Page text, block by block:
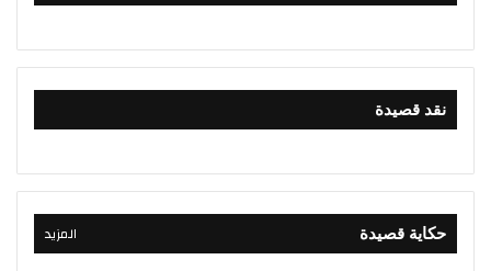
نقد قصيدة
حكاية قصيدة المزيد